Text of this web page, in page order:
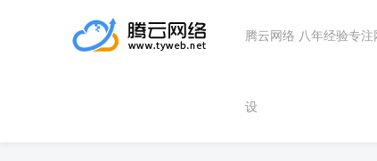
腾云网络 八年经验专注
设